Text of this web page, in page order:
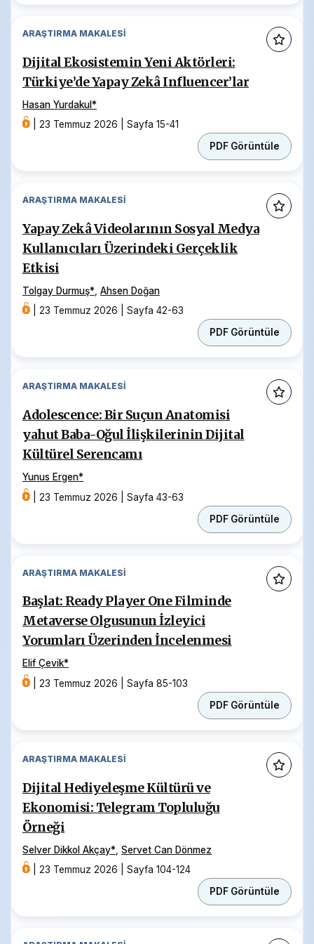
ARAŞTIRMA MAKALESI
Dijital Ekosistemin Yeni Aktörleri:
Türkiye’de Yapay Zekâ Influencer’lar
Hasan Yurdakul*
23 Temmuz 2026
Sayfa 15-41
PDF Görüntüle
ARAŞTIRMA MAKALESI
Yapay Zekâ Videolarının Sosyal Medya
Kullanıcıları Üzerindeki Gerçeklik
Etkisi
Tolgay Durmuş* Ahsen Doğan
23 Temmuz 2026
Sayfa 42-63
PDF Görüntüle
ARAŞTIRMA MAKALESI
Adolescence: Bir Suçun Anatomisi
yahut Baba-Oğul İlişkilerinin Dijital
Kültürel Serencamı
Yunus Ergen*
23 Temmuz 2026
Sayfa 43-63
PDF Görüntüle
ARAŞTIRMA MAKALESI
Başlat: Ready Player One Filminde
Metaverse Olgusunun İzleyici
Yorumları Üzerinden İncelenmesi
Elif Çevik*
23 Temmuz 2026
Sayfa 85-103
PDF Görüntüle
ARAŞTIRMA MAKALESI
Dijital Hediyeleşme Kültürü ve
Ekonomisi: Telegram Topluluğu
Örneği
Selver Dikkol Akçay* Servet Can Dönmez
23 Temmuz 2026
Sayfa 104-124
PDF Görüntüle